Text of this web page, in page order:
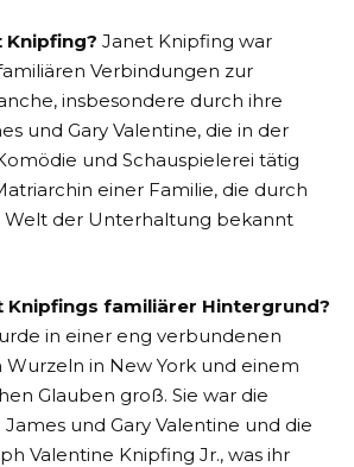
Knipfing? Janet Knipfing war
Verbindungen zur
insbesondere durch ihre
und Gary Valentine, die in der
und Schauspielerei tätig
einer Familie, die durch
Welt der Unterhaltung bekannt
Knipfings familiärer Hintergrund?
in einer eng verbundenen
in New York und einem
Glauben groß. Sie war die
und Gary Valentine und die
Valentine Knipfing Jr., was ihr